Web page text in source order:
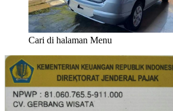
Cari di halaman Menu